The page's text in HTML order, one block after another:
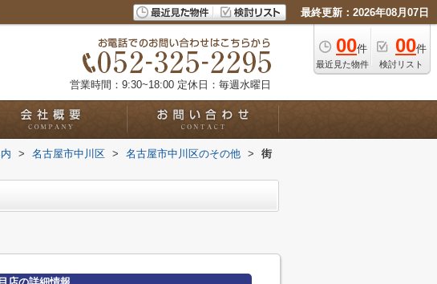
最終更新：2026年08月07日
00件
最近見た物件
00件
検討リスト
営業時間：9:30~18:00 定休日：毎週水曜日
> 名古屋市中川区 > 名古屋市中川区のその他 >
街